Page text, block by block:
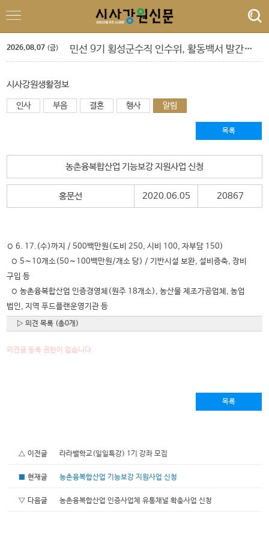
2026.08.07 (금)
'제6회 춘천퀴어문화축제 개최 알림 및 하천점용허가 촉구 기자회견'
도교육청 9. 1.자 정기인사 단행
민선 9기 횡성군수직 인수위, 활동백서 발간…‘관광 500만 시대’ 청사진 담아
폭염 속 야외 주차 차량 내부 온도 85.5℃까지 치솟아
박길선 강원특별자치도의회 의장 특별 인터뷰
도교육청 9. 1.자 정기인사 단행
시사강원생활정보
인사 부음 결혼 행사 알림
목록
농촌융복합산업 기능보강 지원사업 신청
홍문선 2020.06.05 20867
◦ 6. 17.(수)까지 / 500백만원(도비 250, 시비 100, 자부담 150)
◦ 5∼10개소(50∼100백만원/개소 당) / 기반시설 보완, 설비증축, 장비
구입 등
◦ 농촌융복합산업 인증경영체(원주 18개소), 농산물 제조가공업체, 농업
법인, 지역 푸드플랜운영기관 등
▷ 의견 목록 (총0개)
의견글 등록 권한이 없습니다.
목록
△ 이전글라라밸학교(일일특강) 1기 강좌 모집
현재글농촌융복합산업 기능보강 지원사업 신청
▽ 다음글농촌융복합산업 인증사업체 유통채널 확충사업 신청